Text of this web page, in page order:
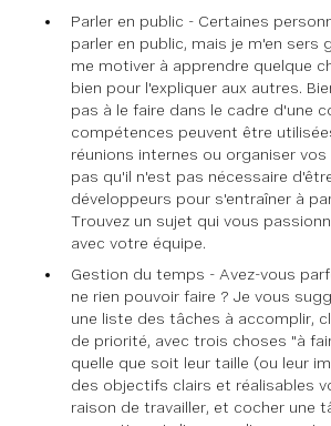
Parler en public - Certaines
parler en public, mais je m'en sers
me motiver à apprendre quelque
bien pour l'expliquer aux autres.
pas à le faire dans le cadre d'une
compétences peuvent être
réunions internes ou organiser vos
pas qu'il n'est pas nécessaire
développeurs pour s'entraîner à
Trouvez un sujet qui vous
avec votre équipe.
Gestion du temps - Avez-vous
ne rien pouvoir faire ? Je vous
une liste des tâches à accomplir,
de priorité, avec trois choses "à
quelle que soit leur taille (ou leur
des objectifs clairs et réalisables
raison de travailler, et cocher une